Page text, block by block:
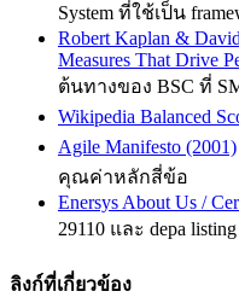
System ที่ใช้เป็น
Robert Kaplan &
Measures That Drive
ต้นทางของ BSC ที่
Wikipedia Balanced
Agile Manifesto (2001)
คุณค่าหลักสี่ข้อ
Enersys About Us /
29110 และ depa
ลิงก์ที่เกี่ยวข้อง